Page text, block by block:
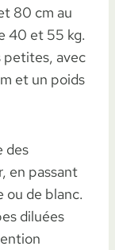
80 cm au
40 et 55 kg.
petites, avec
et un poids
des
en passant
ou de blanc.
diluées